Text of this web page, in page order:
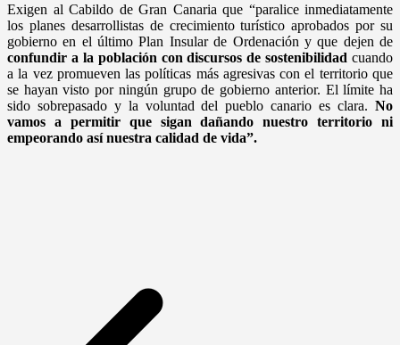
Exigen al Cabildo de Gran Canaria que “paralice inmediatamente
los planes desarrollistas de crecimiento turístico aprobados por su
gobierno en el último Plan Insular de Ordenación y que dejen de
confundir a la población con discursos de sostenibilidad cuando
a la vez promueven las políticas más agresivas con el territorio que
se hayan visto por ningún grupo de gobierno anterior. El límite ha
sido sobrepasado y la voluntad del pueblo canario es clara. No
vamos a permitir que sigan dañando nuestro territorio ni
empeorando así nuestra calidad de vida”.